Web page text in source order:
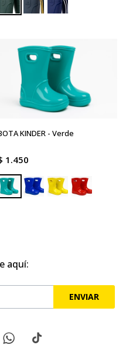
KINDER - Verde
1.450
aquí:
ENVIAR
 